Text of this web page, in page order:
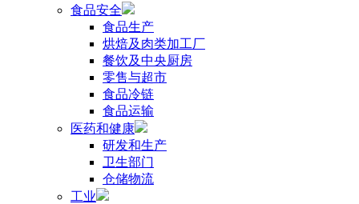
食品安全
食品生产
烘焙及肉类加工厂
餐饮及中央厨房
零售与超市
食品冷链
食品运输
医药和健康
研发和生产
卫生部门
仓储物流
工业